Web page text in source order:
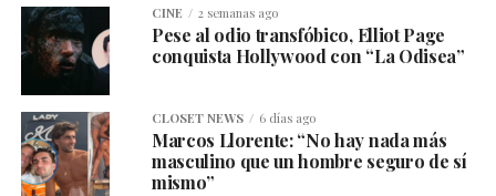
CINE 2 semanas ago
Pese al odio transfóbico, Elliot Page
conquista Hollywood con “La Odisea”
CLOSET NEWS 6 días ago
Marcos Llorente: “No hay nada más
masculino que un hombre seguro de sí
mismo”